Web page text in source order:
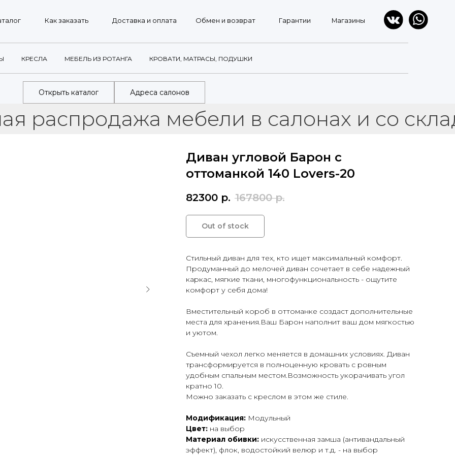
Как заказать Доставка и оплата Обмен и возврат Гарантии Магазины
КРЕСЛА МЕБЕЛЬ ИЗ РОТАНГА КРОВАТИ, МАТРАСЫ, ПОДУШКИ
Открыть каталог Адреса салонов
мебели в салонах и со склада
Диван угловой Барон с
оттоманкой 140 Lovers-20
82300 р. 167800 р.
Out of stock
Стильный диван для тех, кто ищет максимальный комфорт.
Продуманный до мелочей диван сочетает в себе надежный
каркас, мягкие ткани, многофункциональность - ощутите
комфорт у себя дома!
Вместительный короб в оттоманке создаст дополнительные
места для хранения.Ваш Барон наполнит ваш дом мягкостью
и уютом.
Съемный чехол легко меняется в домашних условиях. Диван
трансформируется в полноценную кровать с ровным
удобным спальным местом.Возможность укорачивать угол
кратно 10.
Можно заказать с креслом в этом же стиле.
Модификация: Модульный
Цвет: на выбор
Материал обивки: искусственная замша (антивандальный
эффект), флок, водостойкий велюр и т.д. - на выбор